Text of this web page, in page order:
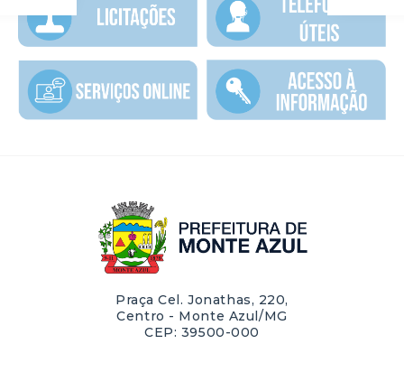
Praça Cel. Jonathas, 220,
Centro - Monte Azul/MG
CEP: 39500-000